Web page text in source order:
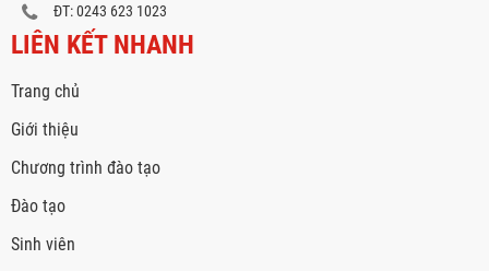
ĐT: 0243 623 1023
LIÊN KẾT NHANH
Trang chủ
Giới thiệu
Chương trình đào tạo
Đào tạo
Sinh viên